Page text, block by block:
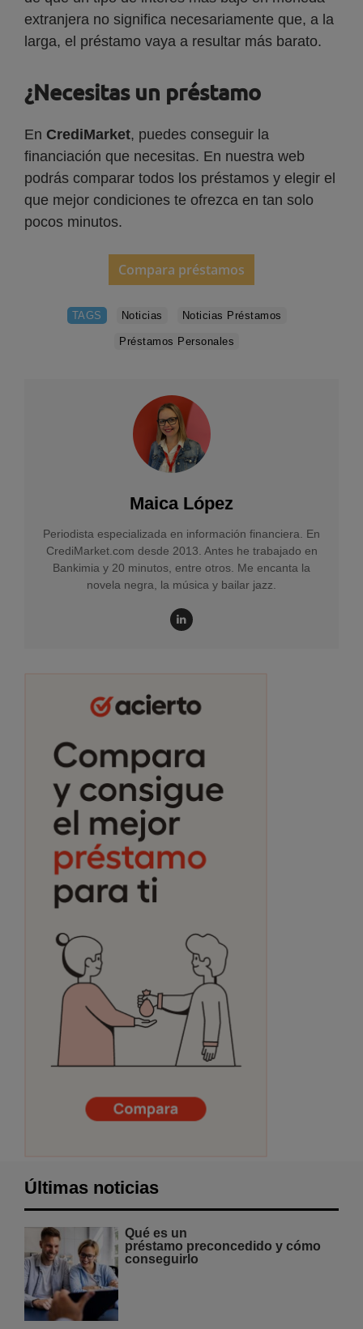
extranjera no significa necesariamente que, a la
larga, el préstamo vaya a resultar más barato.
¿Necesitas un préstamo
En CrediMarket, puedes conseguir la
financiación que necesitas. En nuestra web
podrás comparar todos los préstamos y elegir el
que mejor condiciones te ofrezca en tan solo
pocos minutos.
Compara préstamos
TAGS Noticias Noticias Préstamos
Préstamos Personales
Maica López
Periodista especializada en información financiera. En
CrediMarket.com desde 2013. Antes he trabajado en
Bankimia y 20 minutos, entre otros. Me encanta la
novela negra, la música y bailar jazz.
Últimas noticias
Qué es un
préstamo preconcedido y cómo
conseguirlo